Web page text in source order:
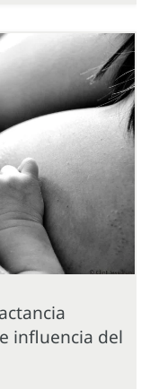
influencia del